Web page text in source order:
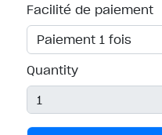
Facilité de paiement
Quantity